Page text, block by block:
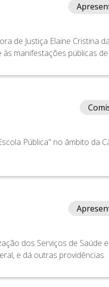
de Justiça Elaine Cristina
manifestações públicas
Pública" no âmbito da
dos Serviços de Saúde
e dá outras providências.